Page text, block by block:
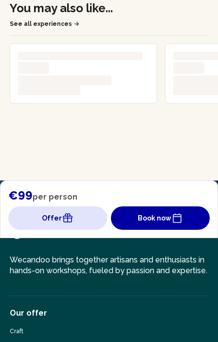
You may also like...
See all experiences
€99per person
Offer Book now
Wecandoo brings together artisans and enthusiasts in
hands-on workshops, fueled by passion and expertise.
Our offer
Craft